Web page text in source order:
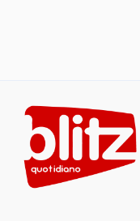
content